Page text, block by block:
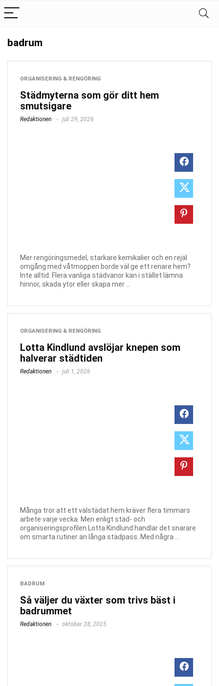
badrum
ORGANISERING & RENGÖRING
Städmyterna som gör ditt hem
smutsigare
Redaktionen juli 29, 2026
Mer rengöringsmedel, starkare kemikalier och en rejäl
omgång med våtmoppen borde väl ge ett renare hem?
Inte alltid. Flera vanliga städvanor kan i stället lämna
hinnor, skada ytor eller skapa mer ...
ORGANISERING & RENGÖRING
Lotta Kindlund avslöjar knepen som
halverar städtiden
Redaktionen juli 1, 2026
Många tror att ett välstädat hem kräver flera timmars
arbete varje vecka. Men enligt städ- och
organiseringsprofilen Lotta Kindlund handlar det snarare
om smarta rutiner än långa städpass. Med några ...
BADRUM
Så väljer du växter som trivs bäst i
badrummet
Redaktionen oktober 28, 2025